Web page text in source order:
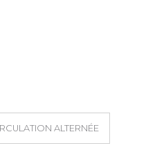
ALTERNÉE